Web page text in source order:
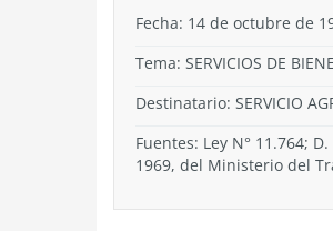
Fecha: 14 de octubre de
Tema: SERVICIOS DE
Destinatario: SERVICIO
Fuentes: Ley N° 11.764;
1969, del Ministerio del